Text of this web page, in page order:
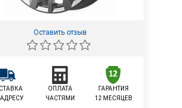
Оставить отзыв
ОПЛАТА
ЧАСТЯМИ
ГАРАНТИЯ
12 МЕСЯЦЕВ